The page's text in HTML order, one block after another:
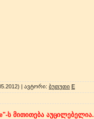
| ავტორი: ბუთუთი E
ს მითითება აუცილებელია.